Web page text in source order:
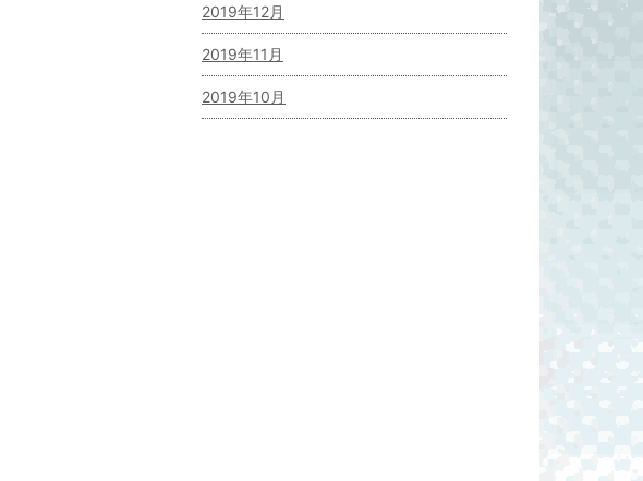
2019年12月
2019年11月
2019年10月